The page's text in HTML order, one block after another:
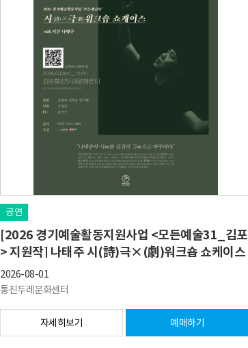
공연
[2026 경기예술활동지원사업 <모든예술31_김포
> 지원작] 나태주 시(詩)극×(劇)워크숍 쇼케이스
2026-08-01
통진두레문화센터
자세히보기 예매하기